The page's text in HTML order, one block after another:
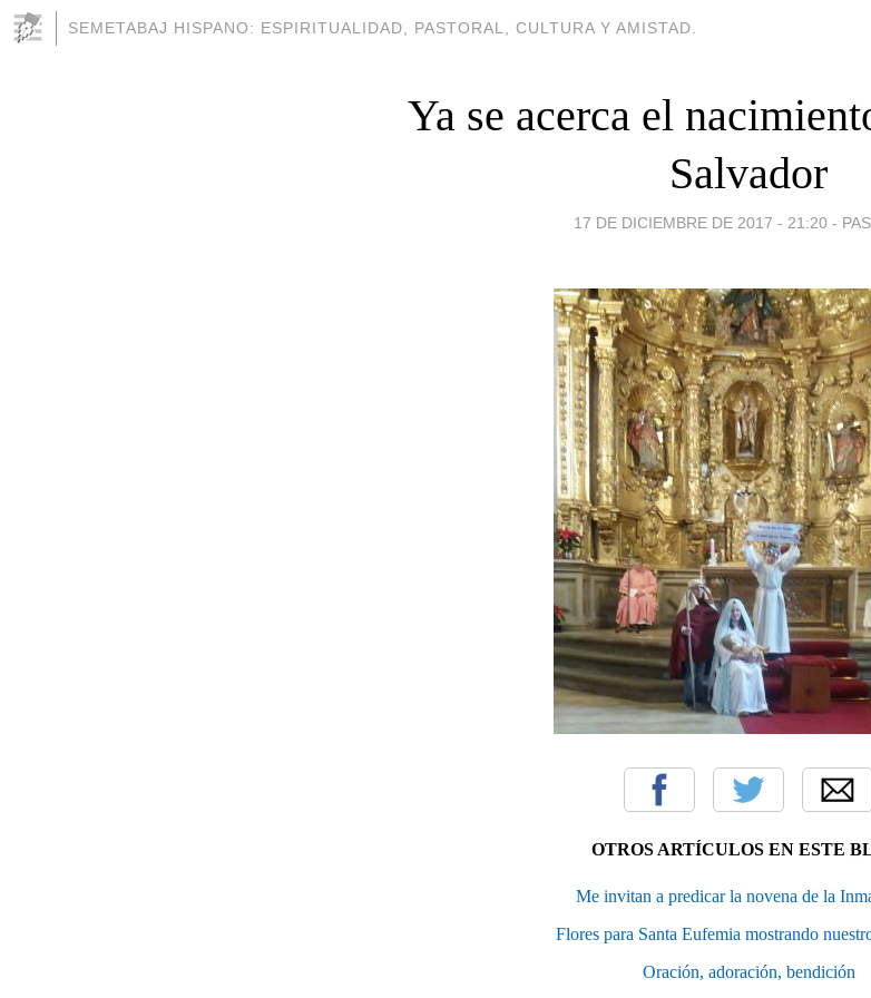
SEMETABAJ HISPANO: ESPIRITUALIDAD, PASTORAL, CULTURA Y AMISTAD.
Ya se acerca el
Salvador
17 DE DICIEMBRE DE 2017 - 21:20 -
OTROS ARTÍCULOS EN ESTE
Me invitan a predicar la novena de la
Flores para Santa Eufemia mostrando
Oración, adoración, bendición